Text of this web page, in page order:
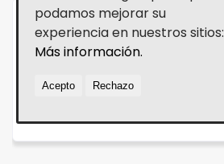
Aviso legal
podamos mejorar su
experiencia en nuestros sitios:
Más información.
Acepto Rechazo